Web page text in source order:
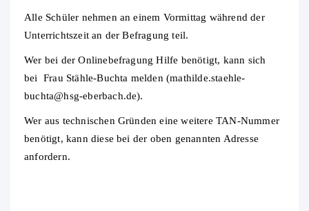
Alle Schüler nehmen an einem Vormittag während der
Unterrichtszeit an der Befragung teil.
Wer bei der Onlinebefragung Hilfe benötigt, kann sich
bei Frau Stähle-Buchta melden (mathilde.staehle-
buchta@hsg-eberbach.de).
Wer aus technischen Gründen eine weitere TAN-Nummer
benötigt, kann diese bei der oben genannten Adresse
anfordern.